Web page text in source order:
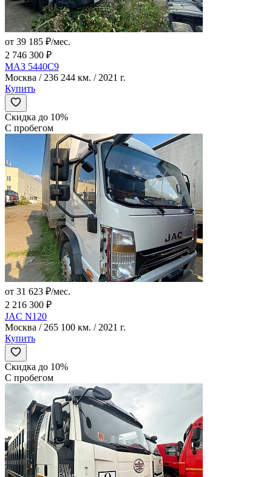
от 39 185 ₽/мес.
2 746 300 ₽
МАЗ 5440C9
Москва / 236 244 км. / 2021 г.
Купить
Скидка до 10%
С пробегом
от 31 623 ₽/мес.
2 216 300 ₽
JAC N120
Москва / 265 100 км. / 2021 г.
Купить
Скидка до 10%
С пробегом